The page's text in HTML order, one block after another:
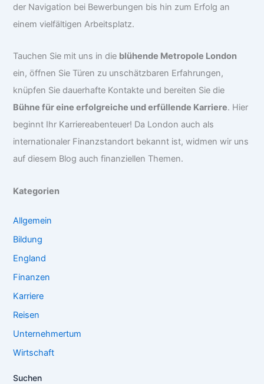
der Navigation bei Bewerbungen bis hin zum Erfolg an
einem vielfältigen Arbeitsplatz.
Tauchen Sie mit uns in die blühende Metropole London
ein, öffnen Sie Türen zu unschätzbaren Erfahrungen,
knüpfen Sie dauerhafte Kontakte und bereiten Sie die
Bühne für eine erfolgreiche und erfüllende Karriere. Hier
beginnt Ihr Karriereabenteuer! Da London auch als
internationaler Finanzstandort bekannt ist, widmen wir uns
auf diesem Blog auch finanziellen Themen.
Kategorien
Allgemein
Bildung
England
Finanzen
Karriere
Reisen
Unternehmertum
Wirtschaft
Suchen